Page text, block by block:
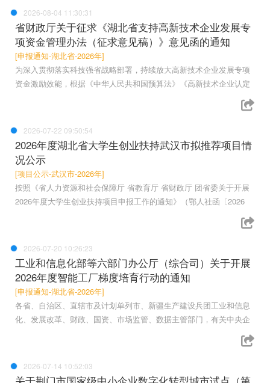
2026-08-04 11:30:31
省财政厅关于征求《湖北省支持高新技术企业发展专
项资金管理办法（征求意见稿）》意见函的通知
[申报通知-湖北省-2026年]
为深入贯彻落实科技强省战略部署，持续放大高新技术企业发展专项
资金激励效能，根据《中华人民共和国预算法》《高新技术企业认定
2026-07-22 09:50:54
2026年度湖北省大学生创业扶持武汉市拟推荐项目情
况公示
[项目公示-武汉市-2026年]
按照《省人力资源和社会保障厅 省教育厅 省财政厅 团省委关于开展
2026年度大学生创业扶持项目申报工作的通知》（鄂人社函〔2026
2026-07-20 10:26:23
工业和信息化部等六部门办公厅（综合司）关于开展
2026年度智能工厂梯度培育行动的通知
[申报通知-湖北省-2026年]
各省、自治区、直辖市及计划单列市、新疆生产建设兵团工业和信息
化、发展改革、财政、国资、市场监管、数据主管部门，有关中央企
2026-07-14 10:52:03